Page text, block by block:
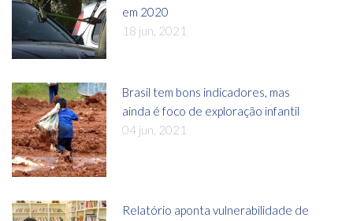
em 2020
18 jun, 2021
Brasil tem bons indicadores, mas
ainda é foco de exploração infantil
04 jun, 2021
Relatório aponta vulnerabilidade de